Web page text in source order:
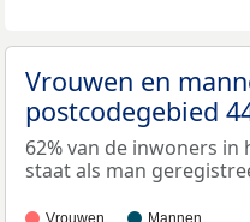
Vrouwen en
postcodegebied
62% van de inwoners in
staat als man